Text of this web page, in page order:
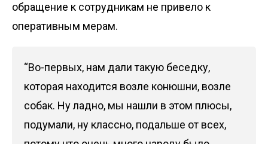
обращение к сотрудникам не привело к
оперативным мерам.
“Во-первых, нам дали такую беседку,
которая находится возле конюшни, возле
собак. Ну ладно, мы нашли в этом плюсы,
подумали, ну классно, подальше от всех,